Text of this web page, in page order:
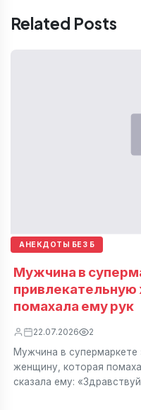
Related Posts
АНЕКДОТЫ БЕЗ Б
Мужчина в
помахала ему рук
22.07.2026 2
Мужчина в супермаркете
женщину, которая
сказала ему: